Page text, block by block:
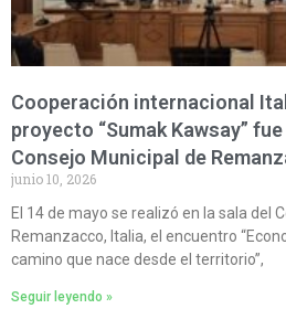
Cooperación internacional
proyecto “Sumak Kawsay”
Consejo Municipal de
junio 10, 2026
El 14 de mayo se realizó en la sala del
Remanzacco, Italia, el encuentro
camino que nace desde el territorio”,
Seguir leyendo »